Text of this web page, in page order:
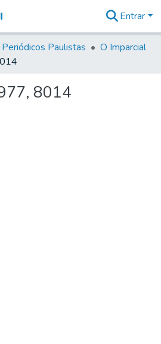
&
Coleções
Tudo na
Digital
Entrar
Periódicos Paulistas
O Imparcial
8014